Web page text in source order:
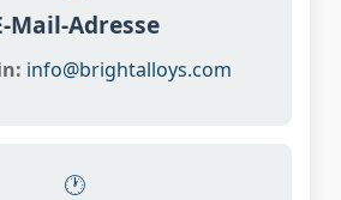
Mail-Adresse
info@brightalloys.com
🕐